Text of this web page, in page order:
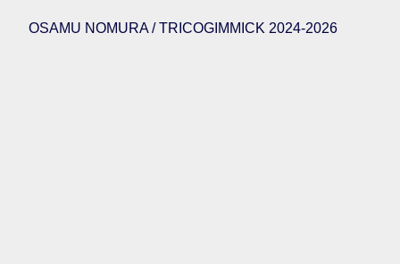
OSAMU NOMURA / TRICOGIMMICK 2024-2026